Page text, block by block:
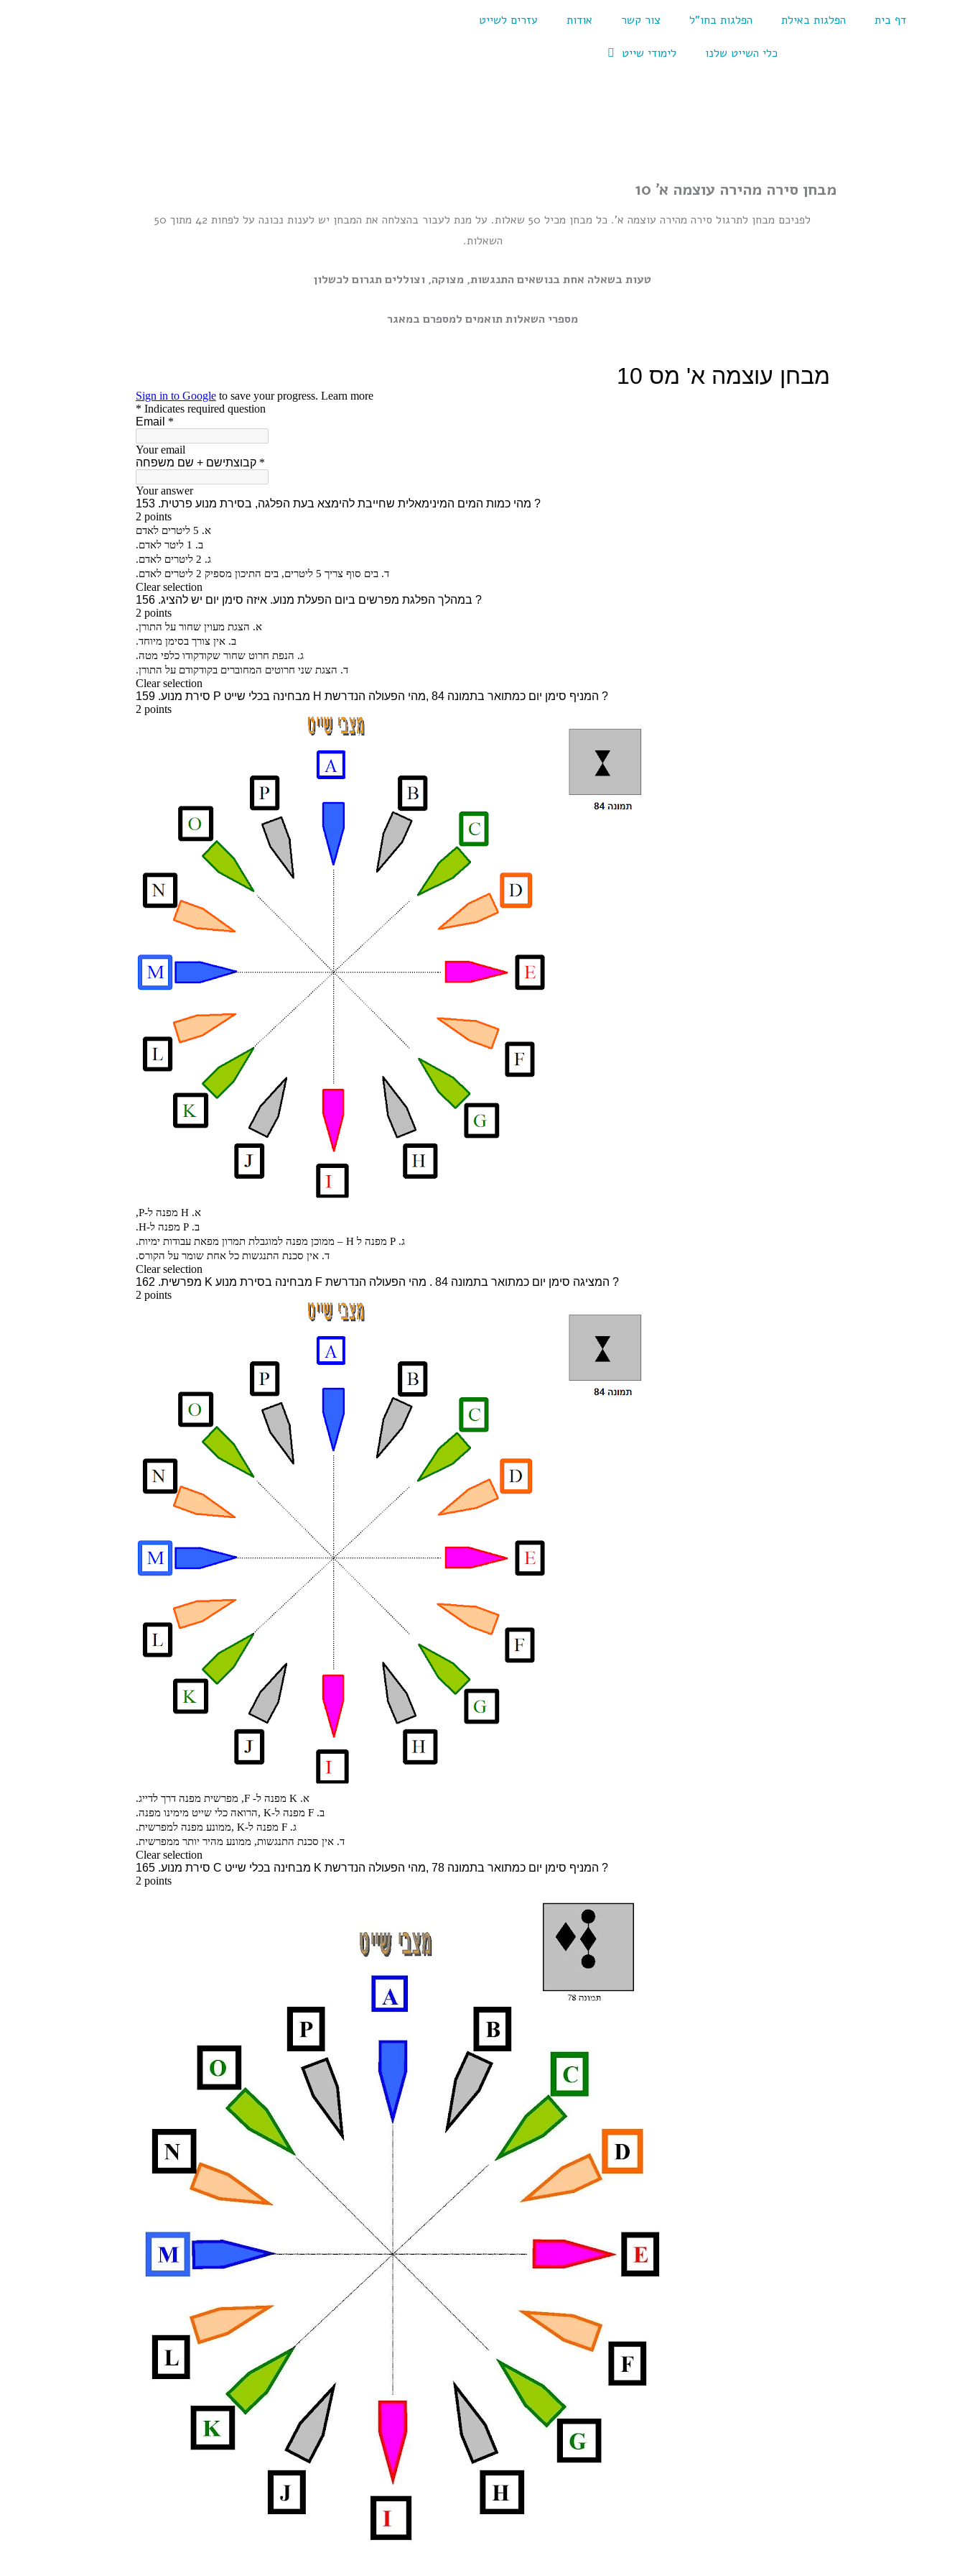
דף בית הפלגות באילת הפלגות בחו"ל צור קשר אודות עזרים לשייט
כלי השייט שלנו לימודי שייט
מבחן סירה מהירה עוצמה א' 10
לפניכם מבחן לתרגול סירה מהירה עוצמה א'. כל מבחן מכיל 50 שאלות. על מנת לעבור בהצלחה את המבחן יש לענות נכונה על לפחות 42 מתוך 50
השאלות.
טעות בשאלה אחת בנושאים התנגשות, מצוקה, וצוללים תגרום לכשלון
מספרי השאלות תואמים למספרם במאגר